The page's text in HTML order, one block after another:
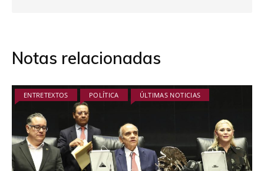
Notas relacionadas
ENTRETEXTOS POLÍTICA ÚLTIMAS NOTICIAS